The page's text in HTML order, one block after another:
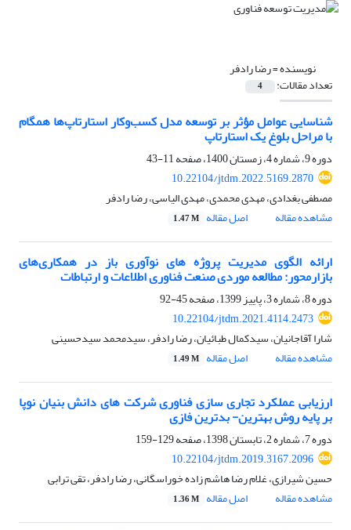
نویسنده =رضا رادفر
تعداد مقالات: 4
شناسایی عوامل مؤثر بر توسعه مدل کسب‌وکار استارتاپ‌ها همگام
با مراحل بلوغ یک استارتاپ
دوره 9، شماره 4، زمستان 1400، صفحه
11-43
10.22104/jtdm.2022.5169.2870
مصطفی بغدادی، مهدی محمدی، مهدی الیاسی، رضا رادفر
مشاهده مقاله
اصل مقاله 1.47 M
ارائه الگوی مدیریت پروژه های نوآوری باز در همکاری‌های
بازارمحور: مطالعه موردی صنعت فناوری اطلاعات و ارتباطات
دوره 8، شماره 3، پاییز 1399، صفحه
45-92
10.22104/jtdm.2021.4114.2473
شارا آقاجانیان، سیدکمال طبائیان، رضا رادفر، سیدمحمد سیدحسینی
مشاهده مقاله
اصل مقاله 1.49 M
ارزیابی عملکرد تجاری سازی فناوری شرکت های دانش بنیان نوپا
بر پایه روش بهترین- بدترین فازی
دوره 7، شماره 2، تابستان 1398، صفحه
129-159
10.22104/jtdm.2019.3167.2096
حسین شیرازی، غلام رضا هاشم زاده خوراسگانی، رضا رادفر، تقی ترابی
مشاهده مقاله
اصل مقاله 1.36 M